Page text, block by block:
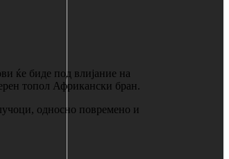
ќе биде под влијание на
топол Африкански бран.
односно повремено и